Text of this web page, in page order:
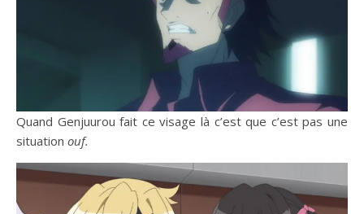
Quand Genjuurou fait ce visage là c’est que c’est pas une
situation ouf.